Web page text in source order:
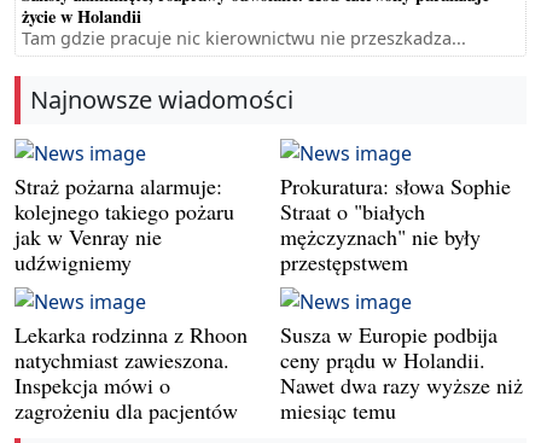
życie w Holandii
Tam gdzie pracuje nic kierownictwu nie przeszkadza...
Najnowsze wiadomości
Straż pożarna alarmuje:
kolejnego takiego pożaru
jak w Venray nie
udźwigniemy
Prokuratura: słowa Sophie
Straat o "białych
mężczyznach" nie były
przestępstwem
Lekarka rodzinna z Rhoon
natychmiast zawieszona.
Inspekcja mówi o
zagrożeniu dla pacjentów
Susza w Europie podbija
ceny prądu w Holandii.
Nawet dwa razy wyższe niż
miesiąc temu